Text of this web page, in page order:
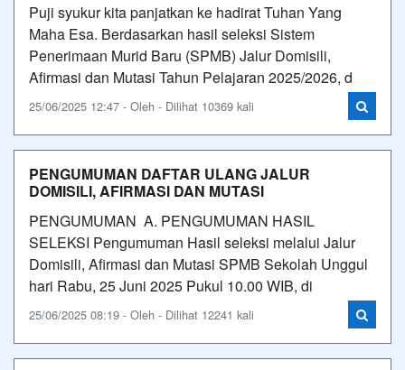
Puji syukur kita panjatkan ke hadirat Tuhan Yang
Maha Esa. Berdasarkan hasil seleksi Sistem
Penerimaan Murid Baru (SPMB) Jalur Domisili,
Afirmasi dan Mutasi Tahun Pelajaran 2025/2026, d
25/06/2025 12:47 - Oleh - Dilihat 10369 kali
PENGUMUMAN DAFTAR ULANG JALUR
DOMISILI, AFIRMASI DAN MUTASI
PENGUMUMAN A. PENGUMUMAN HASIL
SELEKSI Pengumuman Hasil seleksi melalui Jalur
Domisili, Afirmasi dan Mutasi SPMB Sekolah Unggul
hari Rabu, 25 Juni 2025 Pukul 10.00 WIB, di
25/06/2025 08:19 - Oleh - Dilihat 12241 kali